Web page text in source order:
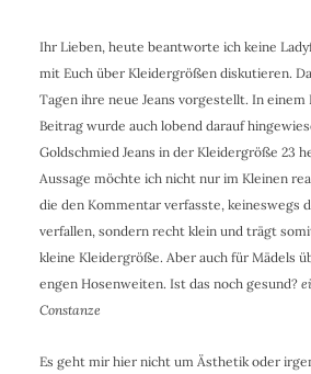
Ihr Lieben, heute beantworte ich keine
mit Euch über Kleidergrößen diskutieren.
Tagen ihre neue Jeans vorgestellt. In
Beitrag wurde auch lobend darauf
Goldschmied Jeans in der Kleidergröße 23
Aussage möchte ich nicht nur im Kleinen
die den Kommentar verfasste, keineswegs
verfallen, sondern recht klein und trägt
kleine Kleidergröße. Aber auch für Mädels
engen Hosenweiten. Ist das noch gesund?
Constanze
Es geht mir hier nicht um Ästhetik oder